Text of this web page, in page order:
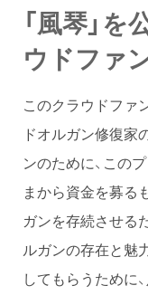
「風琴」
ウドファ
このクラウドファ
ドオルガン修復家
ンのために、この
まから資金を募る
ガンを存続させる
ルガンの存在と魅
してもらうために